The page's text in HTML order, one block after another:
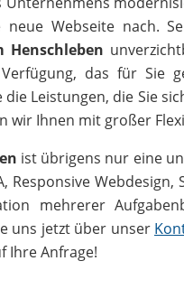
Webseite nach.
Henschleben
das für Sie
Leistungen, die Sie
wir Ihnen mit großer
ist übrigens nur eine
Responsive
mehrerer
uns jetzt über unser
Ihre Anfrage!